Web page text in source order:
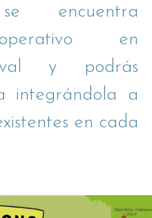
encuentra
en
y podrás
integrándola a
en cada